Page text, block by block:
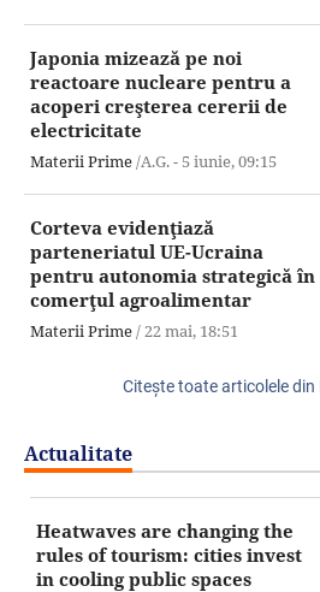
Japonia mizează pe noi
reactoare nucleare pentru a
acoperi creşterea cererii de
electricitate
Materii Prime/A.G. - 5 iunie,09:15
Corteva evidenţiază
parteneriatul UE-Ucraina
pentru autonomia strategică în
comerţul agroalimentar
Materii Prime/22 mai, 18:51
Citeşte toate articolele din
Actualitate
Heatwaves are changing the
rules of tourism: cities invest
in cooling public spaces